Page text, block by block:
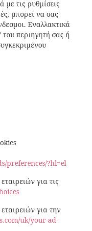
με τις ρυθμίσεις
μπορεί να σας
Εναλλακτικά
του περιηγητή σας ή
preferences/?hl=el
για τις
για την
uk/your-ad-